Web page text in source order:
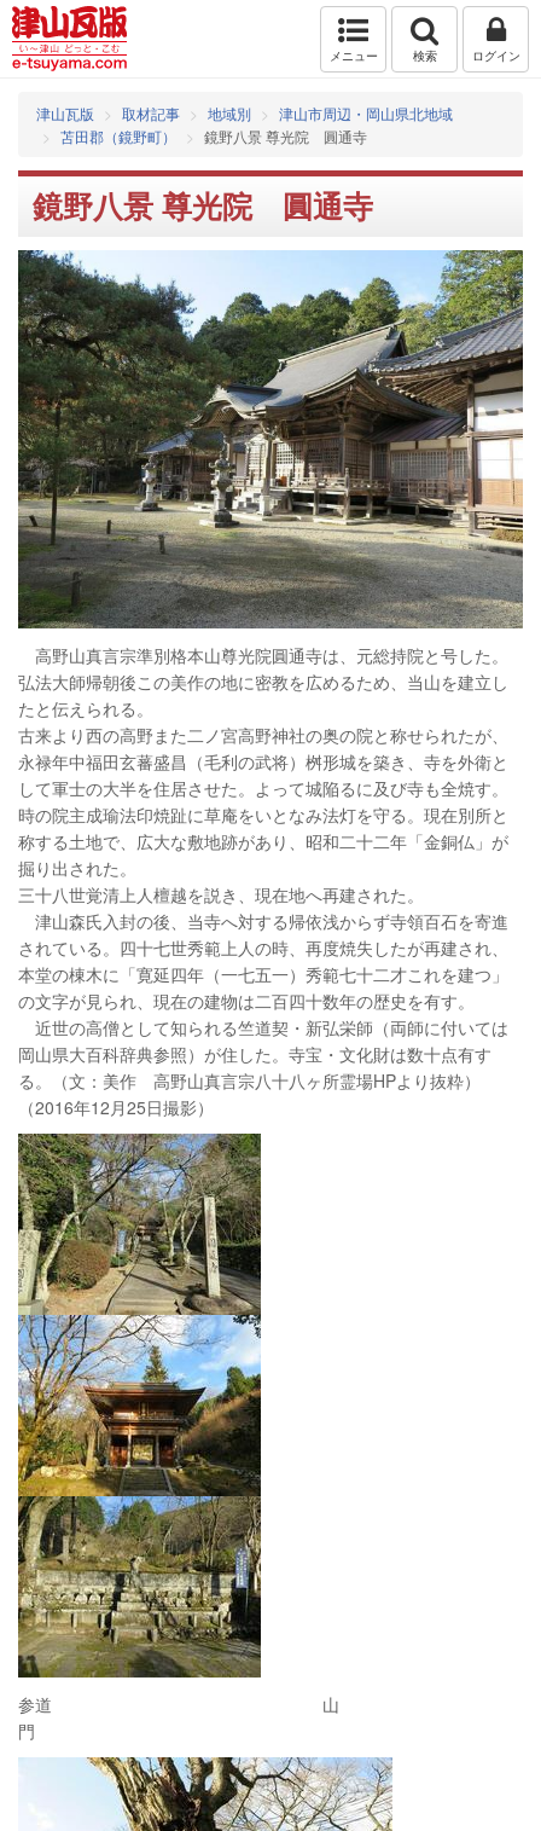
メニュー 検索 ログイン
津山瓦版 取材記事 地域別
津山市周辺・岡山県北地域
苫田郡（鏡野町）
鏡野八景 尊光院 圓通寺
鏡野八景 尊光院 圓通寺
高野山真言宗準別格本山尊光院圓通寺は、元総持院と号した。
弘法大師帰朝後この美作の地に密教を広めるため、当山を建立し
たと伝えられる。
古来より西の高野また二ノ宮高野神社の奥の院と称せられたが、
永禄年中福田玄蕃盛昌（毛利の武将）桝形城を築き、寺を外衛と
して軍士の大半を住居させた。よって城陥るに及び寺も全焼す。
時の院主成瑜法印焼趾に草庵をいとなみ法灯を守る。現在別所と
称する土地で、広大な敷地跡があり、昭和二十二年「金銅仏」が
掘り出された。
三十八世覚清上人檀越を説き、現在地へ再建された。
津山森氏入封の後、当寺へ対する帰依浅からず寺領百石を寄進
されている。四十七世秀範上人の時、再度焼失したが再建され、
本堂の棟木に「寛延四年（一七五一）秀範七十二才これを建つ」
の文字が見られ、現在の建物は二百四十数年の歴史を有す。
近世の高僧として知られる竺道契・新弘栄師（両師に付いては
岡山県大百科辞典参照）が住した。寺宝・文化財は数十点有す
る。（文：美作 高野山真言宗八十八ヶ所霊場HPより抜粋）
（2016年12月25日撮影）
参道 山
門